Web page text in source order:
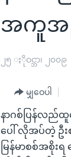
အကူအ
၂၅ ႏိုဝင္ဘာ၊ ၂၀၀၉
မျှဝေပါ
နာဂစ်ပြန်လည်
ပေါ် လိုအပ်တဲ့ ဦ
မြန်မာစစ်အစို